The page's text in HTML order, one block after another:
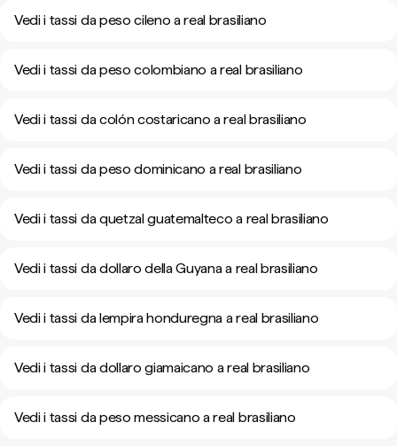
Vedi i tassi da peso cileno a real brasiliano
Vedi i tassi da peso colombiano a real brasiliano
Vedi i tassi da colón costaricano a real brasiliano
Vedi i tassi da peso dominicano a real brasiliano
Vedi i tassi da quetzal guatemalteco a real brasiliano
Vedi i tassi da dollaro della Guyana a real brasiliano
Vedi i tassi da lempira honduregna a real brasiliano
Vedi i tassi da dollaro giamaicano a real brasiliano
Vedi i tassi da peso messicano a real brasiliano